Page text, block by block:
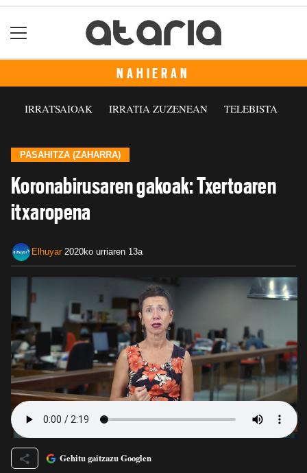
NAHIERAN
IRRATSAIOAK IRRATIA ZUZENEAN TELEBISTA
PASAHITZA (ZAHARRA)
Koronabirusaren gakoak: Txertoaren
itxaropena
Elhuyar 2020ko urriaren 13a
Gehitu gaitzazu Googlen